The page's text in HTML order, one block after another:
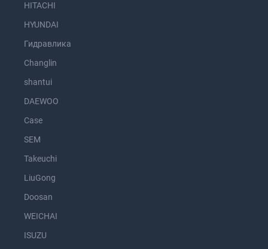
HITACHI
HYUNDAI
Гидравлика
Changlin
shantui
DAEWOO
Case
SEM
Takeuchi
LiuGong
Doosan
WEICHAI
ISUZU